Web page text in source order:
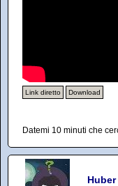
Link diretto Download
Datemi 10 minuti che
Huber